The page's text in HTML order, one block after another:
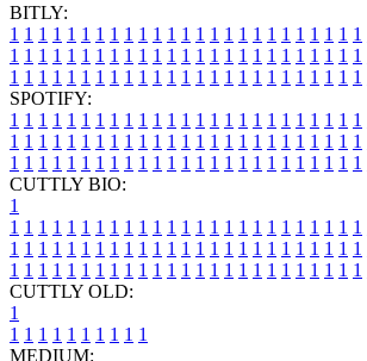
BITLY:
1 1 1 1 1 1 1 1 1 1 1 1 1 1 1 1 1 1 1 1 1 1 1 1 1
1 1 1 1 1 1 1 1 1 1 1 1 1 1 1 1 1 1 1 1 1 1 1 1 1
1 1 1 1 1 1 1 1 1 1 1 1 1 1 1 1 1 1 1 1 1 1 1 1 1
SPOTIFY:
1 1 1 1 1 1 1 1 1 1 1 1 1 1 1 1 1 1 1 1 1 1 1 1 1
1 1 1 1 1 1 1 1 1 1 1 1 1 1 1 1 1 1 1 1 1 1 1 1 1
1 1 1 1 1 1 1 1 1 1 1 1 1 1 1 1 1 1 1 1 1 1 1 1 1
CUTTLY BIO:
1
1 1 1 1 1 1 1 1 1 1 1 1 1 1 1 1 1 1 1 1 1 1 1 1 1
1 1 1 1 1 1 1 1 1 1 1 1 1 1 1 1 1 1 1 1 1 1 1 1 1
1 1 1 1 1 1 1 1 1 1 1 1 1 1 1 1 1 1 1 1 1 1 1 1 1
CUTTLY OLD:
1
1 1 1 1 1 1 1 1 1 1
MEDIUM: